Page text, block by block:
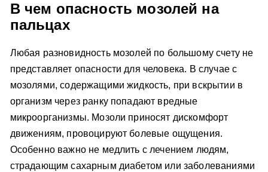
В чем опасность мозолей на
пальцах
Любая разновидность мозолей по большому счету не
представляет опасности для человека. В случае с
мозолями, содержащими жидкость, при вскрытии в
организм через ранку попадают вредные
микроорганизмы. Мозоли приносят дискомфорт
движениям, провоцируют болевые ощущения.
Особенно важно не медлить с лечением людям,
страдающим сахарным диабетом или заболеваниями